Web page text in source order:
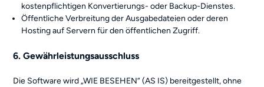
kostenpflichtigen Konvertierungs- oder Backup-Dienstes.
Öffentliche Verbreitung der Ausgabedateien oder deren
Hosting auf Servern für den öffentlichen Zugriff.
6. Gewährleistungsausschluss
Die Software wird „WIE BESEHEN“ (AS IS) bereitgestellt, ohne